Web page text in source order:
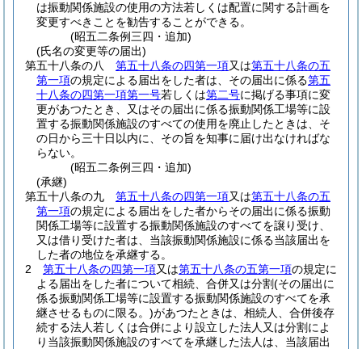
は振動関係施設の使用の方法若しくは配置に関する計画を
変更すべきことを勧告することができる。
(昭五二条例三四・追加)
(氏名の変更等の届出)
第五十八条の八
第五十八条の四第一項又は第五十八条の五
第一項の規定による届出をした者は、その届出に係る第五
十八条の四第一項第一号若しくは第二号に掲げる事項に変
更があつたとき、又はその届出に係る振動関係工場等に設
置する振動関係施設のすべての使用を廃止したときは、そ
の日から三十日以内に、その旨を知事に届け出なければな
らない。
(昭五二条例三四・追加)
(承継)
第五十八条の九
第五十八条の四第一項又は第五十八条の五
第一項の規定による届出をした者からその届出に係る振動
関係工場等に設置する振動関係施設のすべてを譲り受け、
又は借り受けた者は、当該振動関係施設に係る当該届出を
した者の地位を承継する。
2
第五十八条の四第一項又は第五十八条の五第一項の規定に
よる届出をした者について相続、合併又は分割(その届出に
係る振動関係工場等に設置する振動関係施設のすべてを承
継させるものに限る。)があつたときは、相続人、合併後存
続する法人若しくは合併により設立した法人又は分割によ
り当該振動関係施設のすべてを承継した法人は、当該届出